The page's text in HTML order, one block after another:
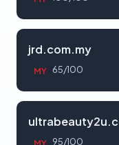
jrd.com.my
MY 65/100
95/100